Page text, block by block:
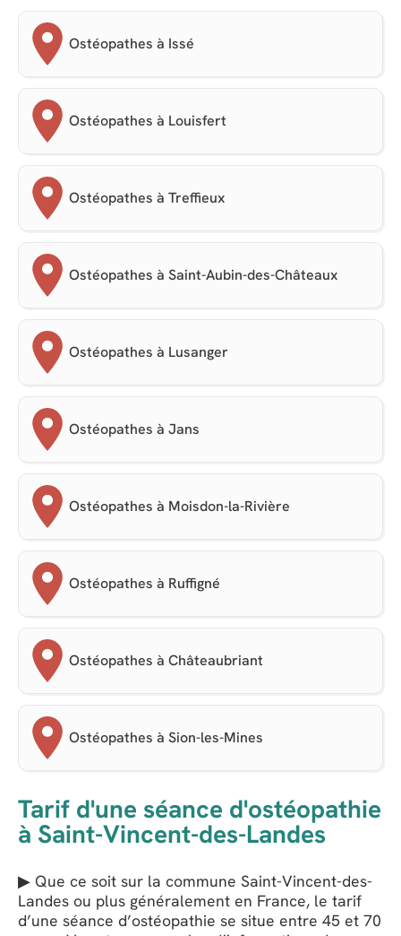
Ostéopathes à Issé
Ostéopathes à Louisfert
Ostéopathes à Treffieux
Ostéopathes à Saint-Aubin-des-Châteaux
Ostéopathes à Lusanger
Ostéopathes à Jans
Ostéopathes à Moisdon-la-Rivière
Ostéopathes à Ruffigné
Ostéopathes à Châteaubriant
Ostéopathes à Sion-les-Mines
Tarif d'une séance d'ostéopathie
à Saint-Vincent-des-Landes
▶ Que ce soit sur la commune Saint-Vincent-des-
Landes ou plus généralement en France, le tarif
d’une séance d’ostéopathie se situe entre 45 et 70